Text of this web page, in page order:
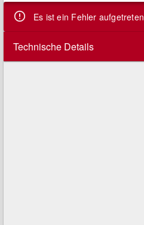
Es ist ein Fehler aufgetreten
Technische Details